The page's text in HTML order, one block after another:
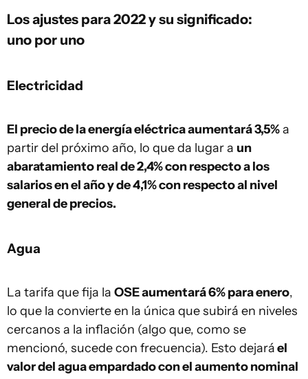
Los ajustes para 2022 y su significado:
uno por uno
Electricidad
El precio de la energía eléctrica aumentará 3,5%a
partir del próximo año, lo que da lugar a un
abaratamiento real de 2,4% con respecto a los
salarios en el año y de 4,1% con respecto al nivel
general de precios.
Agua
La tarifa que fija la OSE aumentará 6% para enero,
lo que la convierte en la única que subirá en niveles
cercanos a la inflación (algo que, como se
mencionó, sucede con frecuencia). Esto dejaráel
valor del agua empardado con el aumento nominal